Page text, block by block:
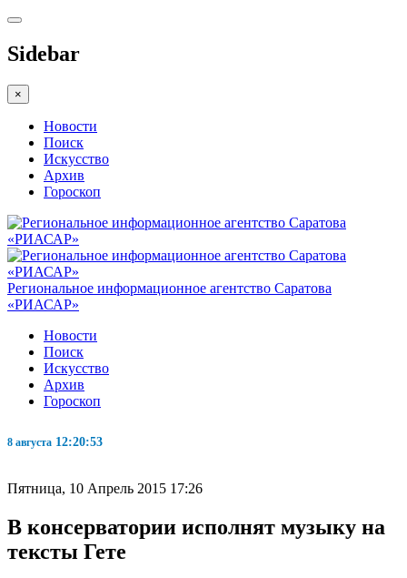
Sidebar
×
Новости
Поиск
Искусство
Архив
Гороскоп
Региональное информационное агентство Саратова
«РИАСАР»
Новости
Поиск
Искусство
Архив
Гороскоп
8 августа 12:20:53
Пятница, 10 Апрель 2015 17:26
В консерватории исполнят музыку на
тексты Гете